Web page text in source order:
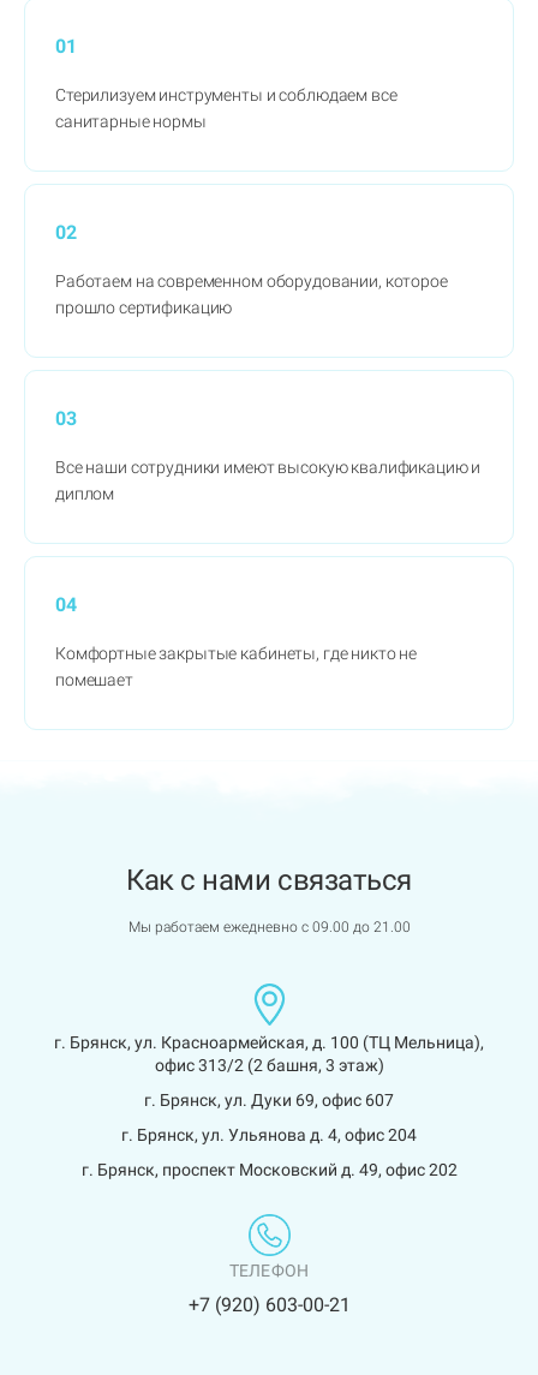
01
Стерилизуем инструменты и соблюдаем все
санитарные нормы
02
Работаем на современном оборудовании, которое
прошло сертификацию
03
Все наши сотрудники имеют высокую квалификацию и
диплом
04
Комфортные закрытые кабинеты, где никто не
помешает
Как с нами связаться
Мы работаем ежедневно с 09.00 до 21.00
г. Брянск, ул. Красноармейская, д. 100 (ТЦ Мельница),
офис 313/2 (2 башня, 3 этаж)
г. Брянск, ул. Дуки 69, офис 607
г. Брянск, ул. Ульянова д. 4, офис 204
г. Брянск, проспект Московский д. 49, офис 202
ТЕЛЕФОН
+7 (920) 603-00-21